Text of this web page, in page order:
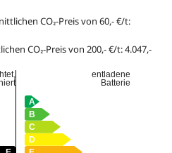
CO₂-Preis von 60,- €/t:
CO₂-Preis von 200,- €/t: 4.047,-
entladene
Batterie